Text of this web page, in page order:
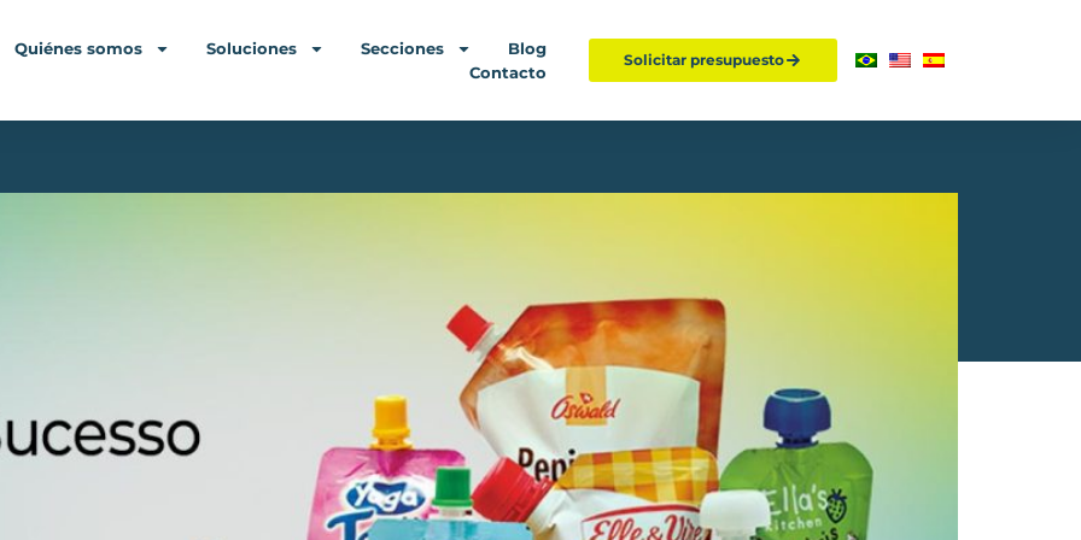
Quiénes somos Soluciones Secciones
Blog
Contacto
Solicitar presupuesto